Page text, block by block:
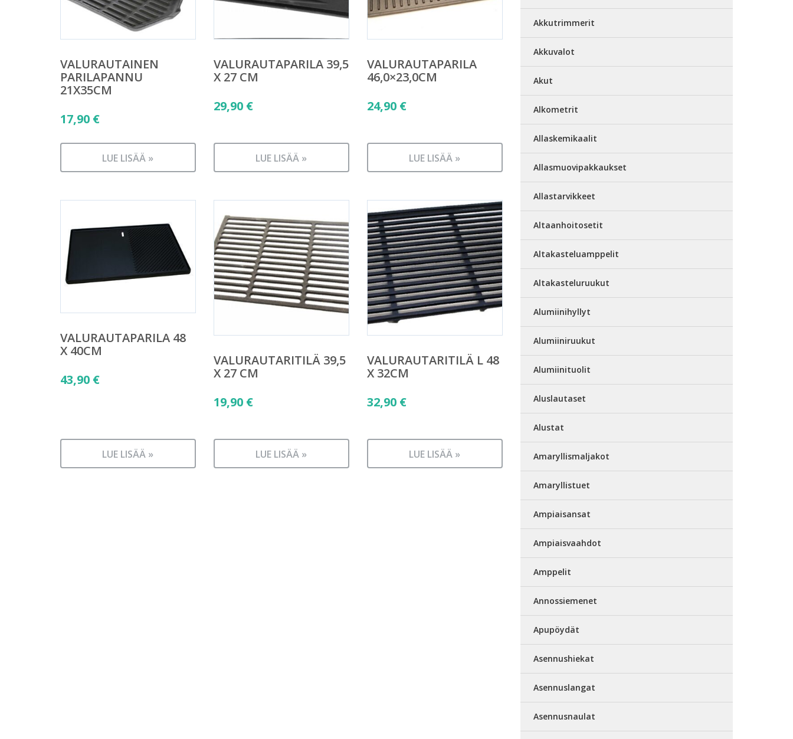
VALURAUTAINEN
PARILAPANNU
21X35CM
17,90 €
LUE LISÄÄ »
VALURAUTAPARILA 39,5
X 27 CM
29,90 €
LUE LISÄÄ »
VALURAUTAPARILA
46,0×23,0CM
24,90 €
LUE LISÄÄ »
VALURAUTAPARILA 48
X 40CM
43,90 €
LUE LISÄÄ »
VALURAUTARITILÄ 39,5
X 27 CM
19,90 €
LUE LISÄÄ »
VALURAUTARITILÄ L 48
X 32CM
32,90 €
LUE LISÄÄ »
Akkutrimmerit
Akkuvalot
Akut
Alkometrit
Allaskemikaalit
Allasmuovipakkaukset
Allastarvikkeet
Altaanhoitosetit
Altakasteluamppelit
Altakasteluruukut
Alumiinihyllyt
Alumiiniruukut
Alumiinituolit
Aluslautaset
Alustat
Amaryllismaljakot
Amaryllistuet
Ampiaisansat
Ampiaisvaahdot
Amppelit
Annossiemenet
Apupöydät
Asennushiekat
Asennuslangat
Asennusnaulat